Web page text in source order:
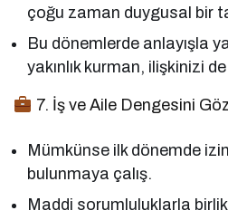
çoğu zaman duygusal bir
Bu dönemlerde anlayışla
yakınlık kurman, ilişkinizi
7. İş ve Aile Dengesini
Mümkünse ilk dönemde
bulunmaya çalış.
Maddi sorumluluklarla